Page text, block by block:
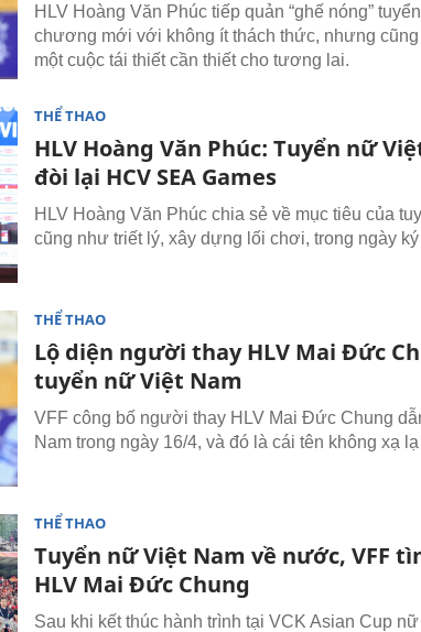
HLV Hoàng Văn Phúc tiếp quản “ghế nóng”
chương mới với không ít thách thức, nhưng cũng
một cuộc tái thiết cần thiết cho tương lai.
THỂ THAO
HLV Hoàng Văn Phúc: Tuyển nữ
đòi lại HCV SEA Games
HLV Hoàng Văn Phúc chia sẻ về mục tiêu của
cũng như triết lý, xây dựng lối chơi, trong ngày
THỂ THAO
Lộ diện người thay HLV Mai Đức
tuyển nữ Việt Nam
VFF công bố người thay HLV Mai Đức Chung
Nam trong ngày 16/4, và đó là cái tên không xạ
THỂ THAO
Tuyển nữ Việt Nam về nước, VFF
HLV Mai Đức Chung
Sau khi kết thúc hành trình tại VCK Asian Cup